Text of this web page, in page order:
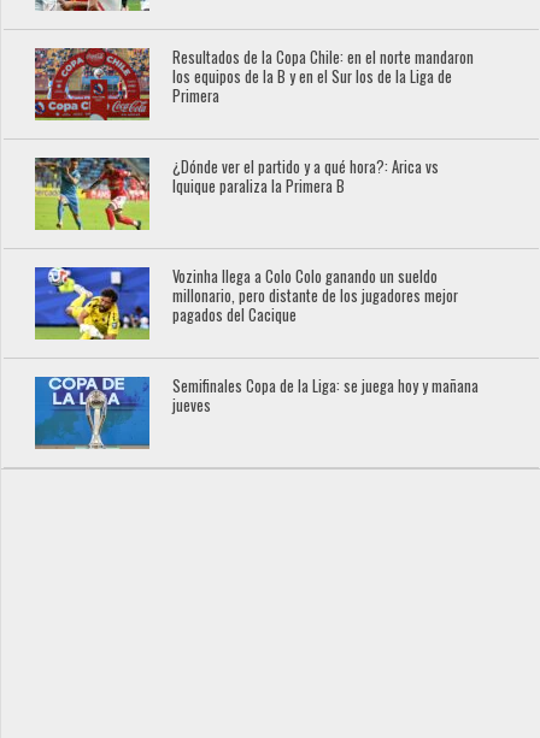
Resultados de la Copa Chile: en el norte mandaron
los equipos de la B y en el Sur los de la Liga de
Primera
¿Dónde ver el partido y a qué hora?: Arica vs
Iquique paraliza la Primera B
Vozinha llega a Colo Colo ganando un sueldo
millonario, pero distante de los jugadores mejor
pagados del Cacique
Semifinales Copa de la Liga: se juega hoy y mañana
jueves